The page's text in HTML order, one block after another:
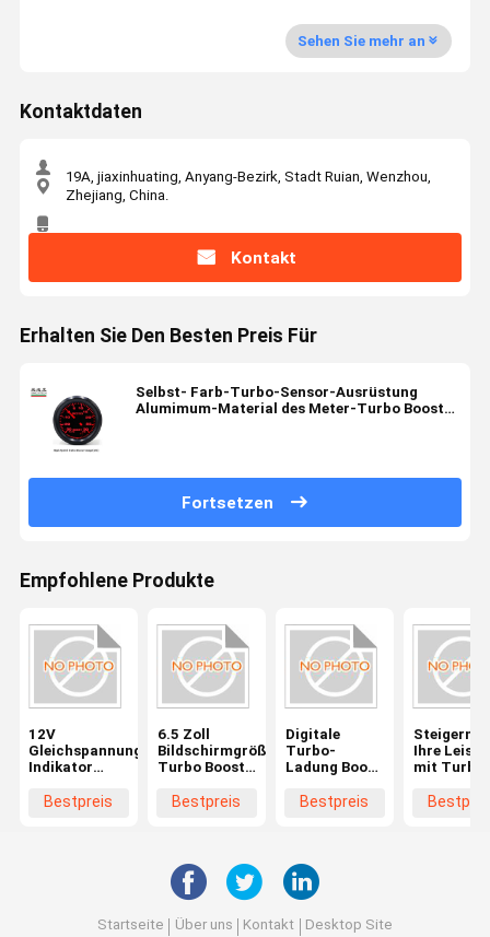
Sehen Sie mehr an
Kontaktdaten
19A, jiaxinhuating, Anyang-Bezirk, Stadt Ruian, Wenzhou,
Zhejiang, China.
Kontakt
Erhalten Sie Den Besten Preis Für
Selbst- Farb-Turbo-Sensor-Ausrüstung
Alumimum-Material des Meter-Turbo Boost-
Fortsetzen
Empfohlene Produkte
12V
Gleichspannungsgeschwindigkeitsverstärker
Indikator
Effizienzsteigerung
Bestpreis
6.5 Zoll
Bildschirmgröße
Turbo Boost
Universalfahrzeuge
Bestpreis
Digitale
Turbo-
Ladung Boost
perfekte
Bestpreis
Steigern
Ihre
mit Turbo
LCD
Startseite Über uns Kontakt Desktop Site